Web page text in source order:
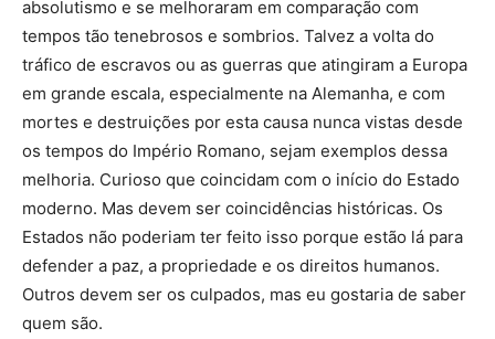
absolutismo e se melhoraram em comparação com
tempos tão tenebrosos e sombrios. Talvez a volta do
tráfico de escravos ou as guerras que atingiram a Europa
em grande escala, especialmente na Alemanha, e com
mortes e destruições por esta causa nunca vistas desde
os tempos do Império Romano, sejam exemplos dessa
melhoria. Curioso que coincidam com o início do Estado
moderno. Mas devem ser coincidências históricas. Os
Estados não poderiam ter feito isso porque estão lá para
defender a paz, a propriedade e os direitos humanos.
Outros devem ser os culpados, mas eu gostaria de saber
quem são.